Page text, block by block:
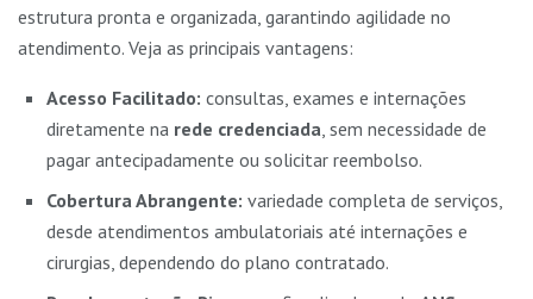
estrutura pronta e organizada, garantindo agilidade no
atendimento. Veja as principais vantagens:
Acesso Facilitado: consultas, exames e internações
diretamente na rede credenciada , sem necessidade de
pagar antecipadamente ou solicitar reembolso.
Cobertura Abrangente: variedade completa de serviços,
desde atendimentos ambulatoriais até internações e
cirurgias, dependendo do plano contratado.